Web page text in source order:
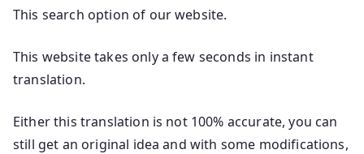
This search option of our website.
This website takes only a few seconds in instant
translation.
Either this translation is not 100% accurate, you can
still get an original idea and with some modifications,